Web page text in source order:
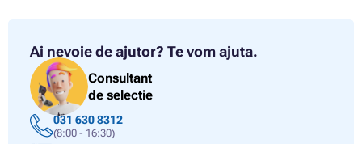
Ai nevoie de ajutor? Te vom ajuta.
Consultant
de selectie
031 630 8312
(8:00 - 16:30)